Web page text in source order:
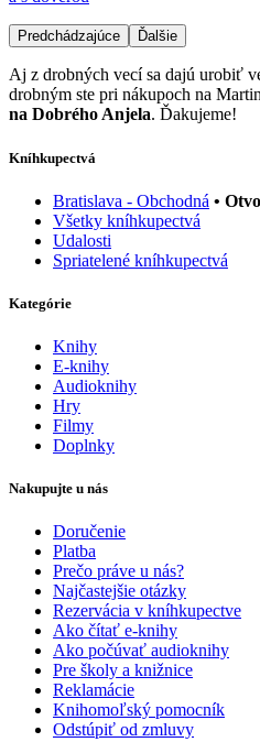
Predchádzajúce Ďalšie
Aj z drobných vecí sa dajú urobiť
drobným ste pri nákupoch na
na Dobrého Anjela. Ďakujeme!
Kníhkupectvá
Bratislava - Obchodná •
Všetky kníhkupectvá
Udalosti
Spriatelené kníhkupectvá
Kategórie
Knihy
E-knihy
Audioknihy
Hry
Filmy
Doplnky
Nakupujte u nás
Doručenie
Platba
Prečo práve u nás?
Najčastejšie otázky
Rezervácia v kníhkupectve
Ako čítať e-knihy
Ako počúvať audioknihy
Pre školy a knižnice
Reklamácie
Knihomoľský pomocník
Odstúpiť od zmluvy